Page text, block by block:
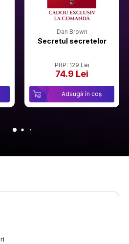
Dan Brown
Secretul secretelor
PRP: 129 Lei
74.9 Lei
Adaugă în coș